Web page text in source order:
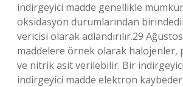
indirgeyici madde genellikle
oksidasyon durumlarından
vericisi olarak adlandırılır.29
maddelere örnek olarak halojenler,
ve nitrik asit verilebilir. Bir
indirgeyici madde elektron